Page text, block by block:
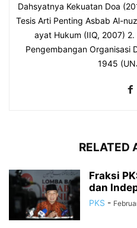
Dahsyatnya Kekuatan Doa
Tesis Arti Penting Asbab Al-
ayat Hukum (IIQ, 2007)
Pengembangan Organisasi
1945
RELATED
Fraksi
dan
PKS -